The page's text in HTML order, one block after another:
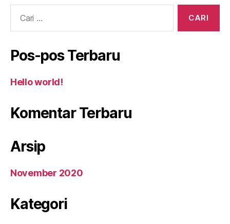
Pos-pos Terbaru
Hello world!
Komentar Terbaru
Arsip
November 2020
Kategori